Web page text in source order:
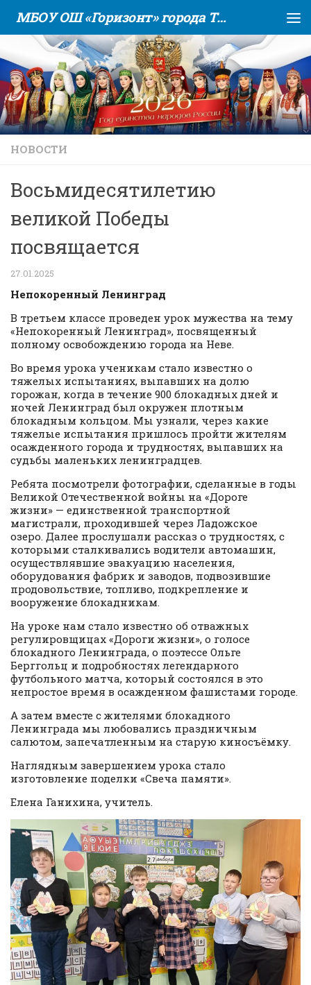
Skip to content МБОУ ОШ «Горизонт» города Тюмени
НОВОСТИ
Восьмидесятилетию
великой Победы
посвящается
27.01.2025
Непокоренный Ленинград
В третьем классе проведен урок мужества на тему
«Непокоренный Ленинград», посвященный
полному освобождению города на Неве.
Во время урока ученикам стало известно о
тяжелых испытаниях, выпавших на долю
горожан, когда в течение 900 блокадных дней и
ночей Ленинград был окружен плотным
блокадным кольцом. Мы узнали, через какие
тяжелые испытания пришлось пройти жителям
осажденного города и трудностях, выпавших на
судьбы маленьких ленинградцев.
Ребята посмотрели фотографии, сделанные в годы
Великой Отечественной войны на «Дороге
жизни» — единственной транспортной
магистрали, проходившей через Ладожское
озеро. Далее прослушали рассказ о трудностях, с
которыми сталкивались водители автомашин,
осуществлявшие эвакуацию населения,
оборудования фабрик и заводов, подвозившие
продовольствие, топливо, подкрепление и
вооружение блокадникам.
На уроке нам стало известно об отважных
регулировщицах «Дороги жизни», о голосе
блокадного Ленинграда, о поэтессе Ольге
Берггольц и подробностях легендарного
футбольного матча, который состоялся в это
непростое время в осажденном фашистами городе.
А затем вместе с жителями блокадного
Ленинграда мы любовались праздничным
салютом, запечатленным на старую киносъёмку.
Наглядным завершением урока стало
изготовление поделки «Свеча памяти».
Елена Ганихина, учитель.